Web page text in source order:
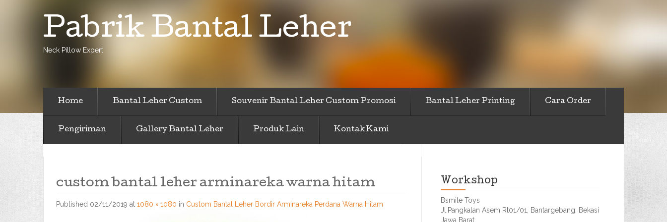
Pabrik Bantal Leher
Neck Pillow Expert
Home Bantal Leher Custom Souvenir Bantal Leher Custom Promosi Bantal Leher Printing Cara Order
Pengiriman Gallery Bantal Leher Produk Lain Kontak Kami
custom bantal leher arminareka warna hitam
Published 02/11/2019 at 1080 × 1080 in Custom Bantal Leher Bordir Arminareka Perdana Warna Hitam
Workshop
Bsmile Toys
Jl.Pangkalan Asem Rt01/01, Bantargebang, Bekasi
Jawa Barat